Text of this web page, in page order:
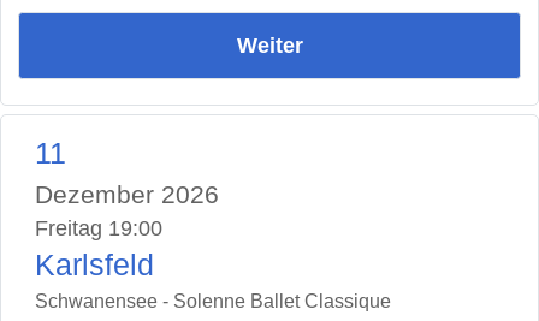
Weiter
11
Dezember 2026
Freitag 19:00
Karlsfeld
Schwanensee - Solenne Ballet Classique